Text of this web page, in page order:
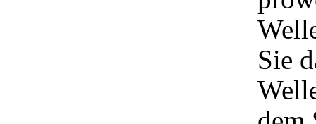
Sie